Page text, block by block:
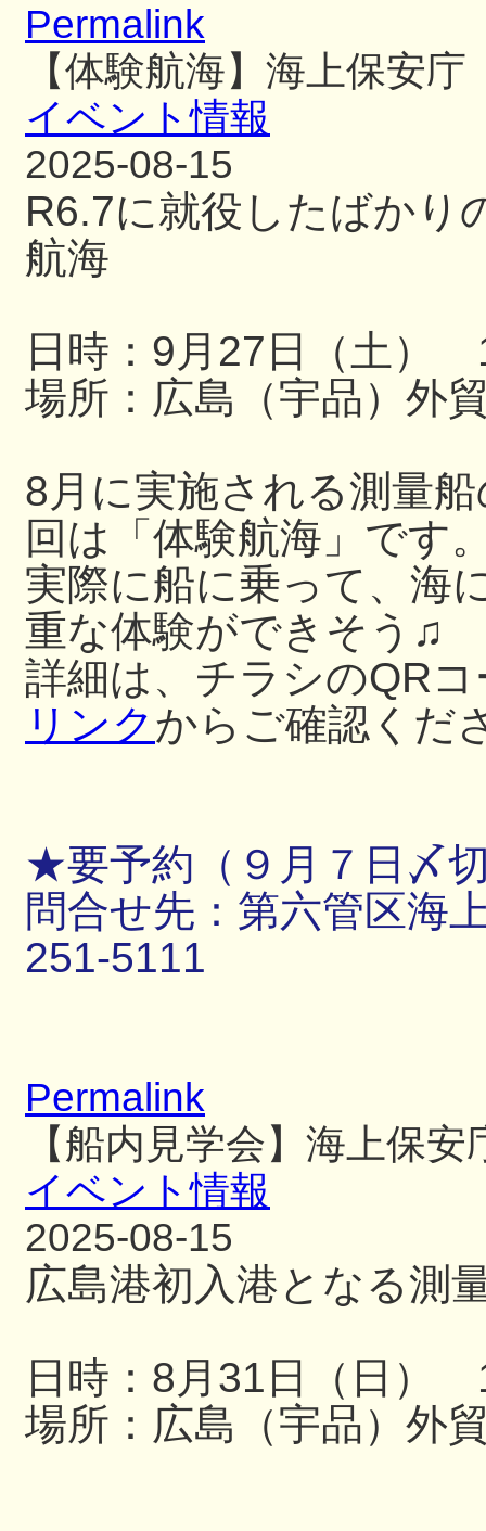
Permalink
【体験航海】海上保安
イベント情報
2025-08-15
R6.7に就役したばかり
航海
日時：9月27日（土）
場所：広島（宇品）外
8月に実施される測量
回は「体験航海」です
実際に船に乗って、海
重な体験ができそう♫
詳細は、チラシのQR
リンクからご確認くだ
★要予約（９月７日〆
問合せ先：第六管区海
251-5111
Permalink
【船内見学会】海上保
イベント情報
2025-08-15
広島港初入港となる測
日時：8月31日（日）
場所：広島（宇品）外